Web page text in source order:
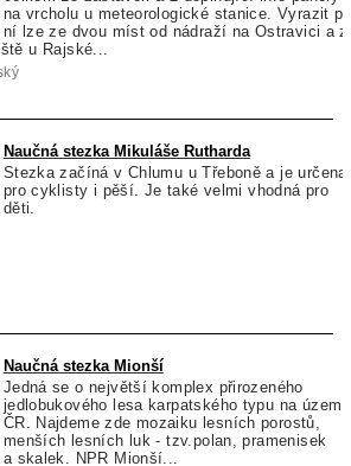
na vrcholu u meteorologické stanice. Vyrazit po
ní lze ze dvou míst od nádraží na Ostravici a z
u Rajské...
Naučná stezka Mikuláše Rutharda
Stezka začíná v Chlumu u Třeboně a je určena
pro cyklisty i pěší. Je také velmi vhodná pro
děti.
Naučná stezka Mionší
Jedná se o největší komplex přirozeného
jedlobukového lesa karpatského typu na území
ČR. Najdeme zde mozaiku lesních porostů,
menších lesních luk - tzv.polan, pramenisek
a skalek. NPR Mionší...